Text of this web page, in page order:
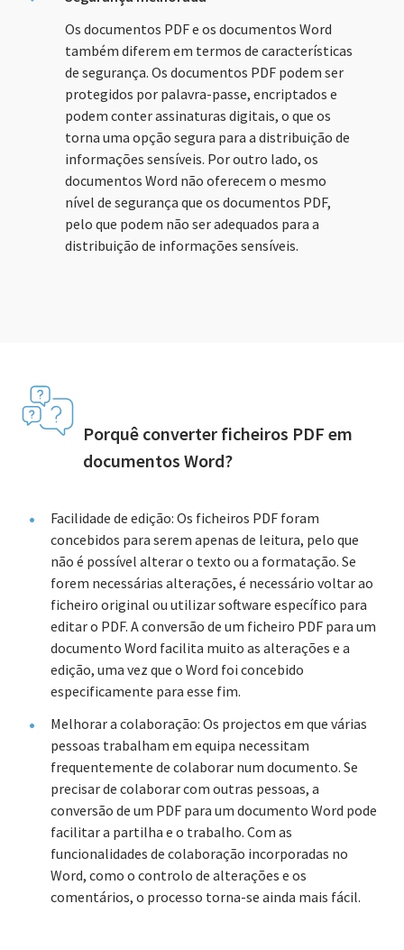
Os documentos PDF e os documentos Word
também diferem em termos de características
de segurança. Os documentos PDF podem ser
protegidos por palavra-passe, encriptados e
podem conter assinaturas digitais, o que os
torna uma opção segura para a distribuição de
informações sensíveis. Por outro lado, os
documentos Word não oferecem o mesmo
nível de segurança que os documentos PDF,
pelo que podem não ser adequados para a
distribuição de informações sensíveis.
Porquê converter ficheiros PDF em
documentos Word?
Facilidade de edição: Os ficheiros PDF foram
concebidos para serem apenas de leitura, pelo que
não é possível alterar o texto ou a formatação. Se
forem necessárias alterações, é necessário voltar ao
ficheiro original ou utilizar software específico para
editar o PDF. A conversão de um ficheiro PDF para um
documento Word facilita muito as alterações e a
edição, uma vez que o Word foi concebido
especificamente para esse fim.
Melhorar a colaboração: Os projectos em que várias
pessoas trabalham em equipa necessitam
frequentemente de colaborar num documento. Se
precisar de colaborar com outras pessoas, a
conversão de um PDF para um documento Word pode
facilitar a partilha e o trabalho. Com as
funcionalidades de colaboração incorporadas no
Word, como o controlo de alterações e os
comentários, o processo torna-se ainda mais fácil.